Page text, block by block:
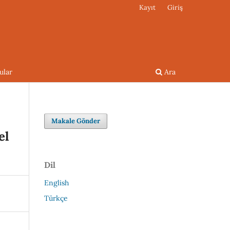
Ara
Kayıt Giriş
Makale Gönder
Dil
English
Türkçe